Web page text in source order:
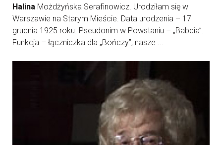
Halina Możdżyńska Serafinowicz. Urodziłam się w
Warszawie na Starym Mieście. Data urodzenia – 17
grudnia 1925 roku. Pseudonim w Powstaniu – „Babcia”.
Funkcja – łączniczka dla „Bończy”, nasze ...